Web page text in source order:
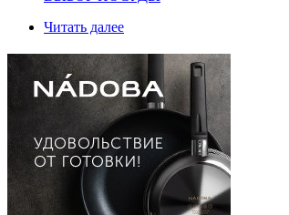
Читать далее